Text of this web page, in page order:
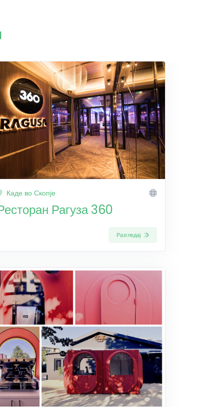
Каде во Скопје
Рагуза 360
Разгледај